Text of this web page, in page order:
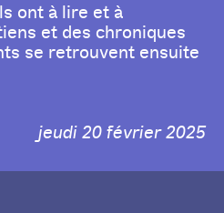
ont à lire et à
et des chroniques
se retrouvent ensuite
jeudi 20 février 2025